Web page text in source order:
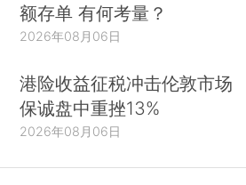
额存单 有何考量？
2026年08月06日
港险收益征税冲击伦敦市场
保诚盘中重挫13%
2026年08月06日